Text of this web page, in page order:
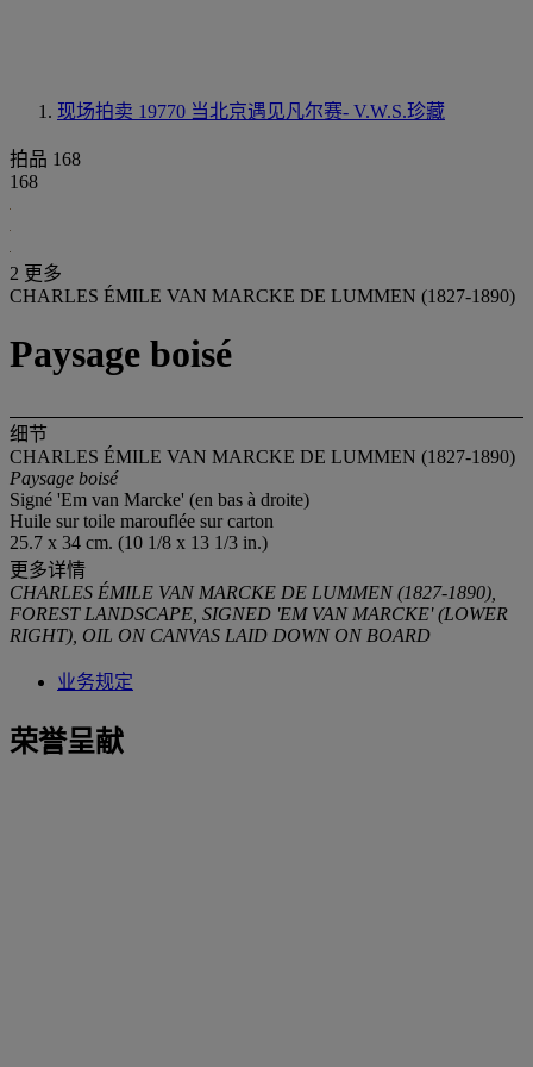
现场拍卖 19770 当北京遇见凡尔赛- V.W.S.珍藏
拍品 168
168
2 更多
CHARLES ÉMILE VAN MARCKE DE LUMMEN (1827-1890)
Paysage boisé
细节
CHARLES ÉMILE VAN MARCKE DE LUMMEN (1827-1890)
Paysage boisé
Signé 'Em van Marcke' (en bas à droite)
Huile sur toile marouflée sur carton
25.7 x 34 cm. (10 1/8 x 13 1/3 in.)
更多详情
CHARLES ÉMILE VAN MARCKE DE LUMMEN (1827-1890),
FOREST LANDSCAPE, SIGNED 'EM VAN MARCKE' (LOWER
RIGHT), OIL ON CANVAS LAID DOWN ON BOARD
业务规定
荣誉呈献